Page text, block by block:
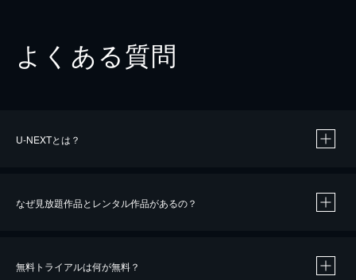
よくある質問
U-NEXTとは？
なぜ見放題作品とレンタル作品があるの？
無料トライアルは何が無料？